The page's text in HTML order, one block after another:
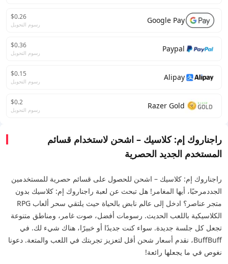
Google Pay
$0.26
رسوم التحويل
Paypal
$0.36
رسوم التحويل
Alipay
$0.15
رسوم التحويل
Razer Gold
$0.2
رسوم التحويل
راجناروك إم: كلاسيك – اشحن لاستخدام قسائم
المستخدم الجديد الحصرية
راجناروك إم: كلاسيك – اشحن للحصول على قسائم حصرية للمستخدمين
الجددمرحبًا، أيها المغامر! هل تبحث عن لعبة راجناروك إم: كلاسيك بدون
متجر عناصر؟ ادخل إلى عالم نابض بالحياة حيث يلتقي سحر ألعاب RPG
الكلاسيكية باللعب الحديث. رسومات أفضل، صوت غامر، ومناطق متنوعة
تجعل كل جلسة جديدة. سواء كنت جديدًا أو خبيرًا، هناك شيء لك. في
BuffBuff، نقدم أسعار شحن أقل لتعزيز تجربتك في اللعب والمتعة. دعونا
نغوص في ما يجعلها رائعة!